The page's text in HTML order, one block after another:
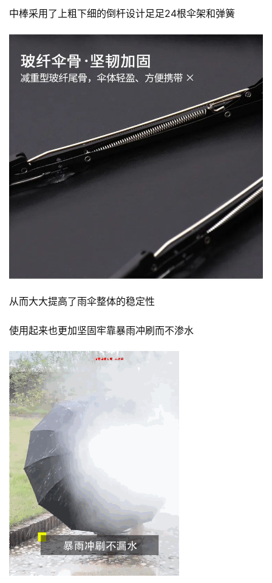
中棒采用了上粗下细的倒杆设计足足24根伞架和弹簧
从而大大提高了雨伞整体的稳定性
使用起来也更加坚固牢靠暴雨冲刷而不渗水